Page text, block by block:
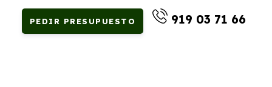
PEDIR PRESUPUESTO 919 03 71 66